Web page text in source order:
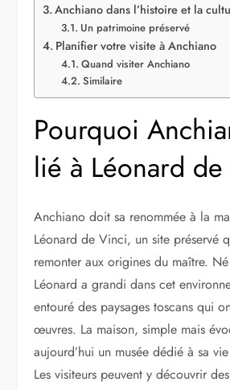
Anchiano dans l’histoire et la
Un patrimoine préservé
Planifier votre visite à Anchiano
Quand visiter Anchiano
Similaire
Pourquoi
lié à Léonard
Anchiano doit sa renommée à la
Léonard de Vinci, un site préservé
remonter aux origines du maître.
Léonard a grandi dans cet
entouré des paysages toscans qui
œuvres. La maison, simple mais
aujourd’hui un musée dédié à sa
Les visiteurs peuvent y découvrir